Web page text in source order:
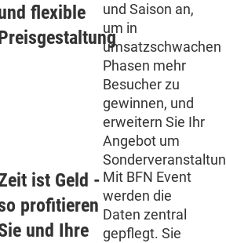
flexible
und Saison an,
um in
umsatzschwachen
Phasen mehr
Besucher zu
gewinnen, und
erweitern Sie Ihr
Angebot um
ist Geld -
profitieren
und Ihre
Mit BFN Event
werden die
Daten zentral
gepflegt. Sie